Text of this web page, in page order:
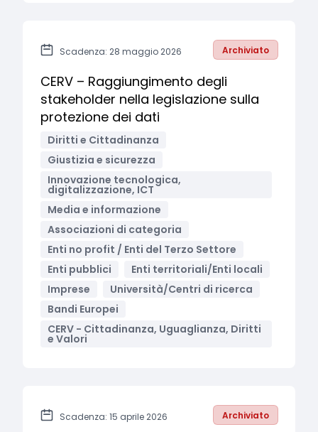
Scadenza: 28 maggio 2026 Archiviato
CERV – Raggiungimento degli
stakeholder nella legislazione sulla
protezione dei dati
Diritti e Cittadinanza
Giustizia e sicurezza
Innovazione tecnologica,
digitalizzazione, ICT
Media e informazione
Associazioni di categoria
Enti no profit / Enti del Terzo Settore
Enti pubblici
Enti territoriali/Enti locali
Imprese
Università/Centri di ricerca
Bandi Europei
CERV - Cittadinanza, Uguaglianza, Diritti
e Valori
Scadenza: 15 aprile 2026 Archiviato